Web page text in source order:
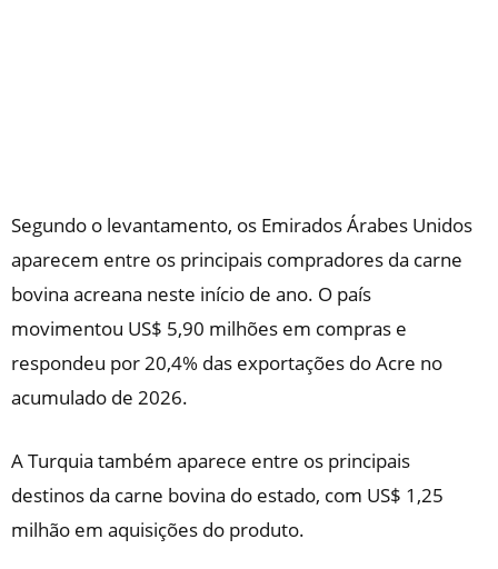
Segundo o levantamento, os Emirados Árabes Unidos
aparecem entre os principais compradores da carne
bovina acreana neste início de ano. O país
movimentou US$ 5,90 milhões em compras e
respondeu por 20,4% das exportações do Acre no
acumulado de 2026.
A Turquia também aparece entre os principais
destinos da carne bovina do estado, com US$ 1,25
milhão em aquisições do produto.